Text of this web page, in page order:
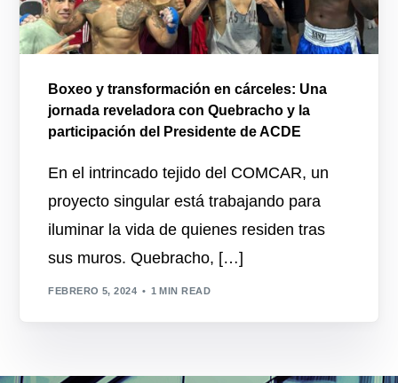
Boxeo y transformación en cárceles: Una
jornada reveladora con Quebracho y la
participación del Presidente de ACDE
En el intrincado tejido del COMCAR, un
proyecto singular está trabajando para
iluminar la vida de quienes residen tras
sus muros. Quebracho, […]
FEBRERO 5, 2024 1 MIN READ